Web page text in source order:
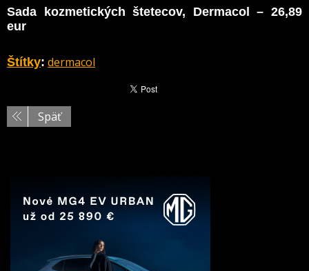
Sada kozmetických štetecov, Dermacol – 26,89
eur
Štítky: dermacol
Späť